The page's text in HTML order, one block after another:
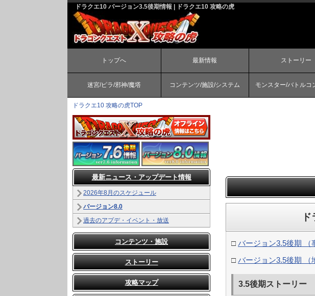
ドラクエ10 バージョン3.5後期情報 | ドラクエ10 攻略の虎
トップへ 最新情報 ストーリー
迷宮/ピラ/邪神/魔塔 コンテンツ/施設/システム モンスター/バトルコ
ドラクエ10 攻略の虎TOP
□ バージョン3.5後期 （
□ バージョン3.5後期 （
3.5後期ストーリー
最新ニュース・アップデート情報
2026年8月のスケジュール
バージョン8.0
過去のアプデ・イベント・放送
コンテンツ・施設
ストーリー
攻略マップ